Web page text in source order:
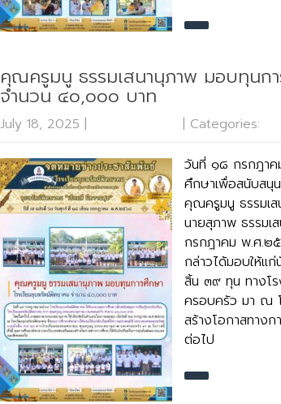
คุณครูมนู ธรรมเสนานุภาพ มอบทุนก
จำนวน ๔๐,๐๐๐ บาท
July 18, 2025 | | Categories:
วันที่ ๑๘ กรกฎาค
ศึกษาเพื่อสนับสนุ
คุณครูมนู ธรรมเ
นายสุภาพ ธรรมเ
กรกฎาคม พ.ศ.๒
กล่าวได้มอบให้แ
สิ้น ๓๙ ทุน ทางโ
ครอบครัว มา ณ โ
สร้างโอกาสทาง
ต่อไป